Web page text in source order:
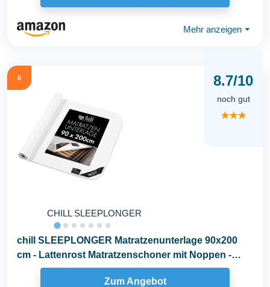
Mehr anzeigen ⏷
6
CHILL SLEEPLONGER
8.7/10
noch gut
★★★
chill SLEEPLONGER Matratzenunterlage 90x200
cm - Lattenrost Matratzenschoner mit Noppen -
Antirutsch...
Zum Angebot